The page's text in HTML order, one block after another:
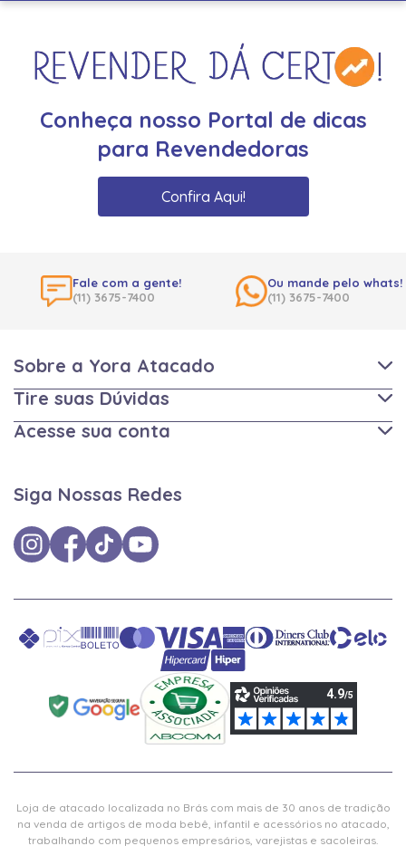
Conheça nosso Portal de dicas
para Revendedoras
Confira Aqui!
Fale com a gente!
(11) 3675-7400
Ou mande pelo whats!
(11) 3675-7400
Sobre a Yora Atacado
Tire suas Dúvidas
Acesse sua conta
Siga Nossas Redes
Loja de atacado localizada no Brás com mais de 30 anos de tradição
na venda de artigos de moda bebê, infantil e acessórios no atacado,
trabalhando com pequenos empresários, varejistas e sacoleiras.